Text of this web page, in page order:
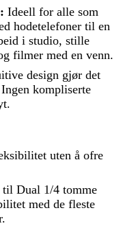
Ideell for alle som
hodetelefoner til en
i studio, stille
filmer med en venn.
design gjør det
kompliserte
uten å ofre
Dual 1/4 tomme
med de fleste